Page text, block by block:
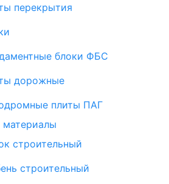
перекрытия
блоки ФБС
дорожные
плиты ПАГ
строительный
строительный